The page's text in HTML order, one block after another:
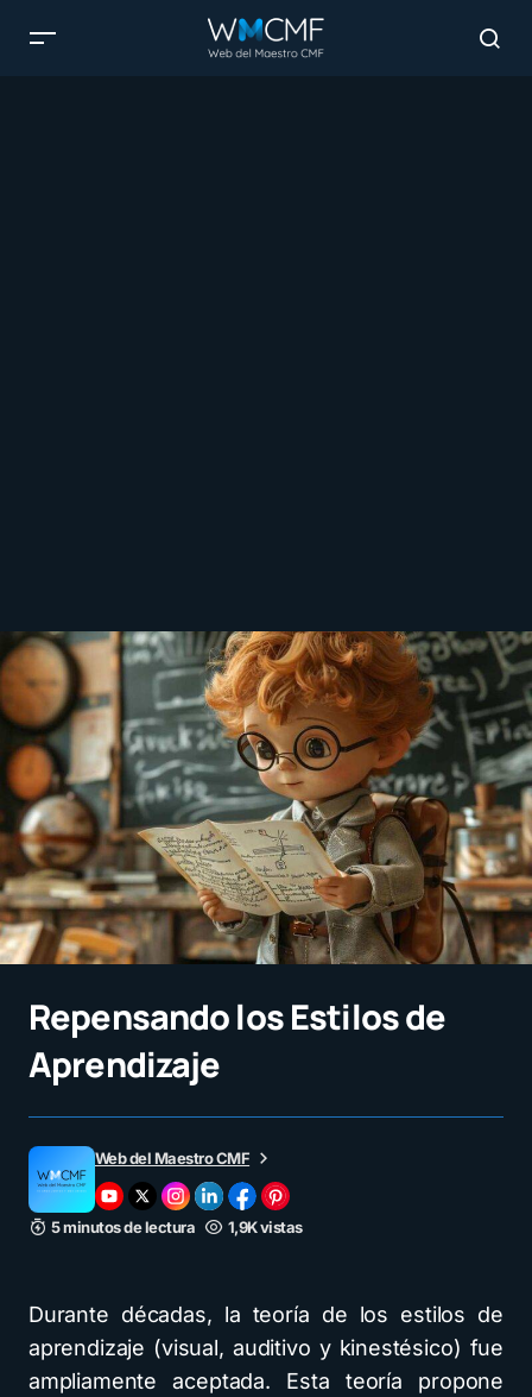
Repensando los Estilos de
Aprendizaje
Web del Maestro CMF
5 minutos de lectura 1,9K vistas
Durante décadas, la teoría de los estilos de
aprendizaje (visual, auditivo y kinestésico) fue
ampliamente aceptada. Esta teoría propone